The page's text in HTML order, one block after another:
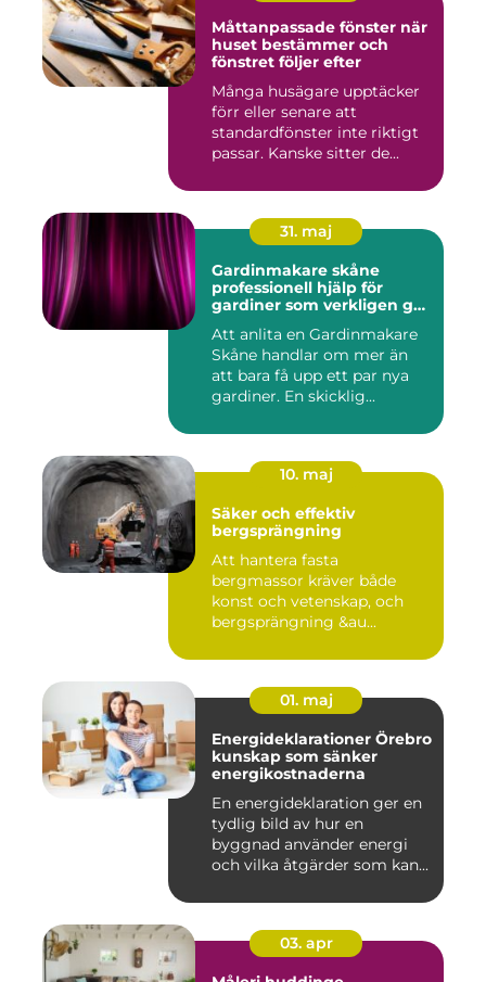
Måttanpassade fönster när
huset bestämmer och
fönstret följer efter
Många husägare upptäcker
förr eller senare att
standardfönster inte riktigt
passar. Kanske sitter de...
31. maj
Gardinmakare skåne
professionell hjälp för
gardiner som verkligen gör
Att anlita en Gardinmakare
Skåne handlar om mer än
att bara få upp ett par nya
gardiner. En skicklig...
10. maj
Säker och effektiv
bergsprängning
Att hantera fasta
bergmassor kräver både
konst och vetenskap, och
bergsprängning &au...
01. maj
Energideklarationer Örebro
kunskap som sänker
energikostnaderna
En energideklaration ger en
tydlig bild av hur en
byggnad använder energi
och vilka åtgärder som kan...
03. apr